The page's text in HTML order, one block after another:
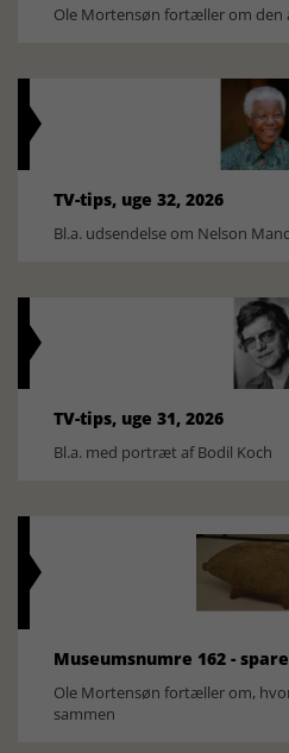
Ole Mortensøn fortæller om den
TV-tips, uge 32, 2026
Bl.a. udsendelse om Nelson
TV-tips, uge 31, 2026
Bl.a. med portræt af Bodil Koch
Museumsnumre 162 -
Ole Mortensøn fortæller om,
sammen